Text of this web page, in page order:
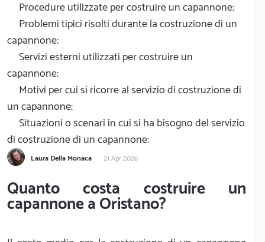
Procedure utilizzate per costruire un capannone:
Problemi tipici risolti durante la costruzione di un
capannone:
Servizi esterni utilizzati per costruire un
capannone:
Motivi per cui si ricorre al servizio di costruzione di
un capannone:
Situazioni o scenari in cui si ha bisogno del servizio
di costruzione di un capannone:
Laura Della Monaca 21 Apr 2026
Quanto costa costruire un
capannone a Oristano?